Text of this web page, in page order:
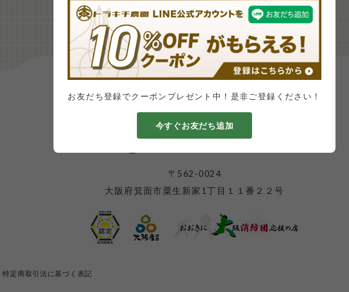
出品されている商品がありません。
お友だち登録でクーポンプレゼント中！是非ご登録ください！
今すぐお友だち追加
〒562-0024
大阪府箕面市粟生新家1丁目１１番２２号
特定商取引法に基づく表記